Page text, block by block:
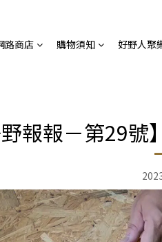
路商店 購物須知 好野人聚
野報報－第29